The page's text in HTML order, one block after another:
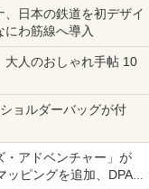
日本の鉄道を初デザイ
わ筋線へ導入
大人のおしゃれ手帖 10
ョルダーバッグが付
・アドベンチャー」が
ッピングを追加、DPA